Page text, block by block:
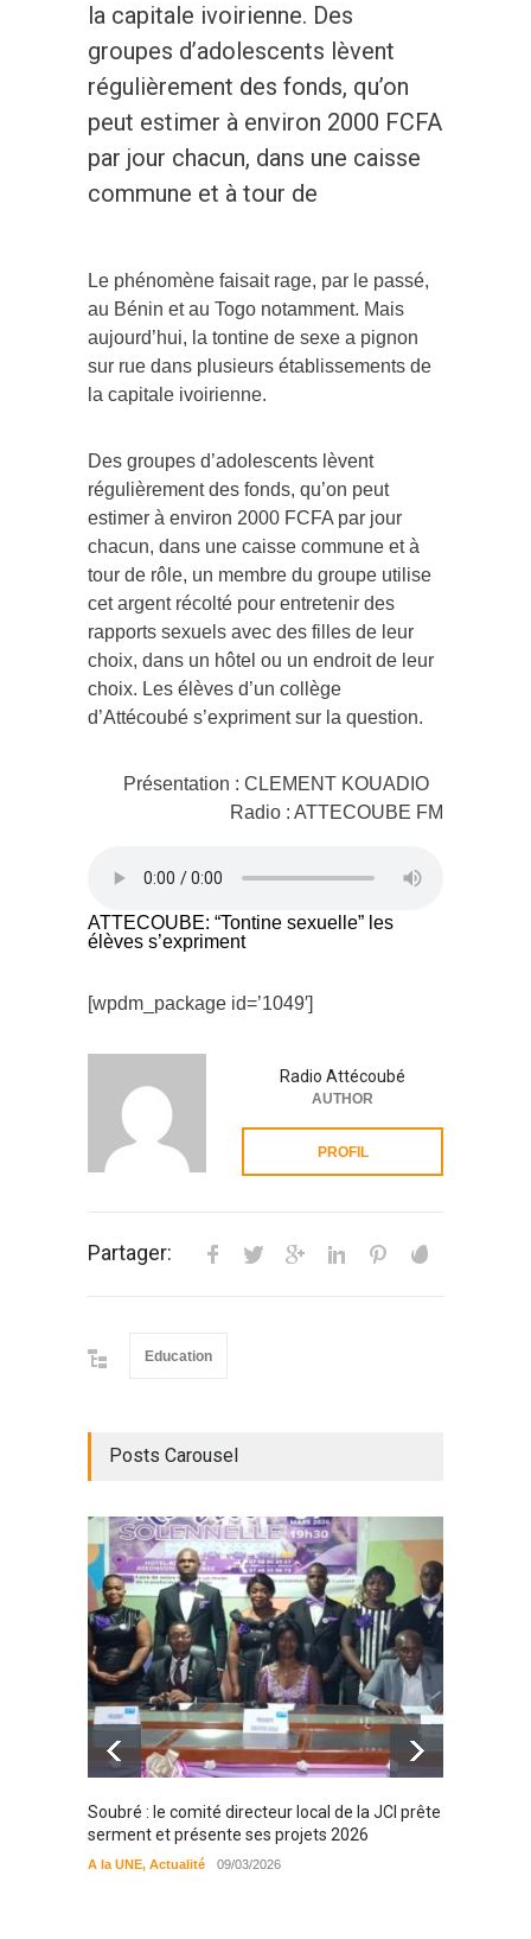
la capitale ivoirienne. Des
groupes d’adolescents lèvent
régulièrement des fonds, qu’on
peut estimer à environ 2000 FCFA
par jour chacun, dans une caisse
commune et à tour de
Le phénomène faisait rage, par le passé,
au Bénin et au Togo notamment. Mais
aujourd’hui, la tontine de sexe a pignon
sur rue dans plusieurs établissements de
la capitale ivoirienne.
Des groupes d’adolescents lèvent
régulièrement des fonds, qu’on peut
estimer à environ 2000 FCFA par jour
chacun, dans une caisse commune et à
tour de rôle, un membre du groupe utilise
cet argent récolté pour entretenir des
rapports sexuels avec des filles de leur
choix, dans un hôtel ou un endroit de leur
choix. Les élèves d’un collège
d’Attécoubé s’expriment sur la question.
Présentation : CLEMENT KOUADIO
Radio : ATTECOUBE FM
ATTECOUBE: “Tontine sexuelle” les
élèves s’expriment
[wpdm_package id=’1049′]
Radio Attécoubé
AUTHOR
PROFIL
Partager:
Education
Posts Carousel
Soubré : le comité directeur local de la JCI prête
serment et présente ses projets 2026
A la UNE, Actualité 09/03/2026